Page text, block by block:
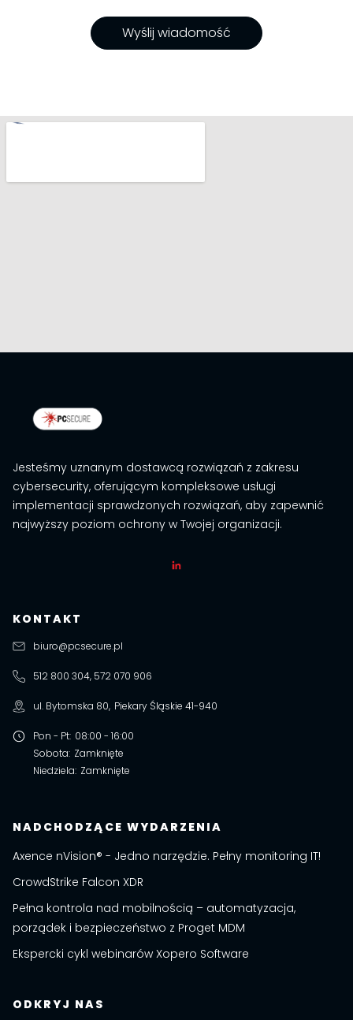
Wyślij wiadomość
Jesteśmy uznanym dostawcą rozwiązań z zakresu
cybersecurity, oferującym kompleksowe usługi
implementacji sprawdzonych rozwiązań, aby zapewnić
najwyższy poziom ochrony w Twojej organizacji.
KONTAKT
biuro@pcsecure.pl
512 800 304, 572 070 906
ul. Bytomska 80, Piekary Śląskie 41-940
Pon - Pt: 08:00 - 16:00
Sobota: Zamknięte
Niedziela: Zamknięte
NADCHODZĄCE WYDARZENIA
Axence nVision® - Jedno narzędzie. Pełny monitoring IT!
CrowdStrike Falcon XDR
Pełna kontrola nad mobilnością – automatyzacja,
porządek i bezpieczeństwo z Proget MDM
Ekspercki cykl webinarów Xopero Software
ODKRYJ NAS